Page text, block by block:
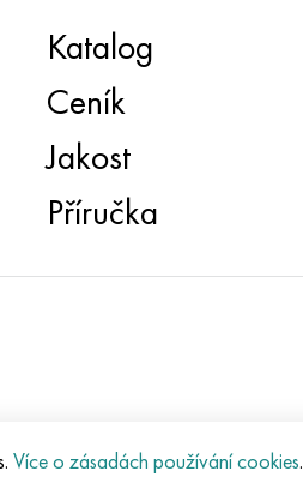
Katalog
Ceník
Jakost
Příručka
Více o zásadách používání cookies.